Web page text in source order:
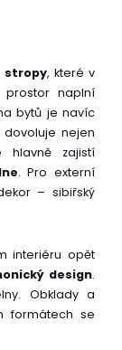
stropy, které v
prostor naplní
bytů je navíc
nejen
hlavně zajistí
. Pro externí
– sibiřský
interiéru opět
design.
Obklady a
formátech se